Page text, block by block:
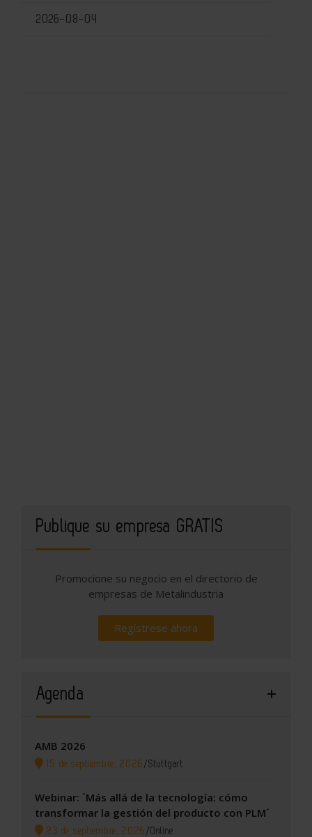
2026-08-04
Publique su empresa GRATIS
Promocione su negocio en el directorio de
empresas de Metalindustria
Regístrese ahora
Agenda
AMB 2026
15 de septiembre, 2026 /Stuttgart
Webinar: ´Más allá de la tecnología: cómo
transformar la gestión del producto con PLM´
23 de septiembre, 2026 /Online